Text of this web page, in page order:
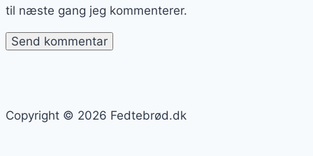
til næste gang jeg kommenterer.
Copyright © 2026 Fedtebrød.dk